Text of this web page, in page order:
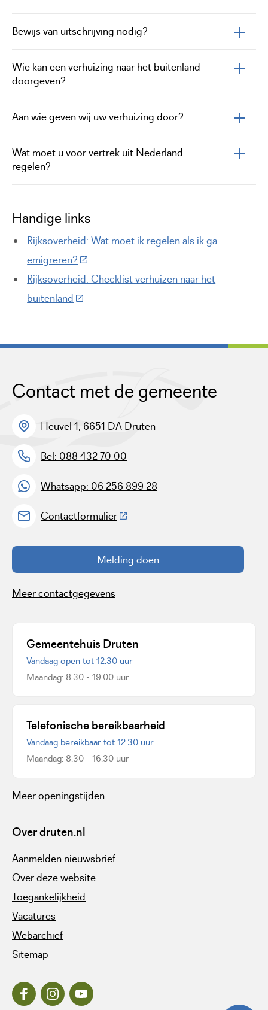
Bewijs van uitschrijving nodig?
Wie kan een verhuizing naar het buitenland
doorgeven?
Aan wie geven wij uw verhuizing door?
Wat moet u voor vertrek uit Nederland
regelen?
Handige links
Rijksoverheid: Wat moet ik regelen als ik ga
emigreren? (Deze link gaat naar een externe website)
Rijksoverheid: Checklist verhuizen naar het
buitenland (Deze link gaat naar een externe website)
Contact met de gemeente
Heuvel 1, 6651 DA Druten
Bel: 088 432 70 00
Whatsapp: 06 256 899 28
Contactformulier(Deze link gaat naar een externe
Melding doen
Meer contactgegevens
Gemeentehuis Druten
Vandaag open tot 12.30 uur
Maandag: 8.30 - 19.00 uur
Telefonische bereikbaarheid
Vandaag bereikbaar tot 12.30 uur
Maandag: 8.30 - 16.30 uur
Meer openingstijden
Over druten.nl
Aanmelden nieuwsbrief
Over deze website
Toegankelijkheid
Vacatures
Webarchief
Sitemap